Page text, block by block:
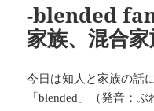
-blended
家族、混合
今日は知人と家族の話
「blended 」（発音：ぶ